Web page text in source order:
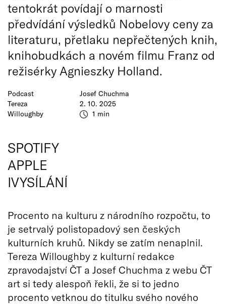
Podcast
Tereza
Willoughby
Josef Chuchma
2. 10. 2025
1 min
tentokrát povídají o marnosti
předvídání výsledků Nobelovy ceny za
literaturu, přetlaku nepřečtených knih,
knihobudkách a novém filmu Franz od
režisérky Agnieszky Holland.
SPOTIFY
APPLE
IVYSÍLÁNÍ
Procento na kulturu z národního rozpočtu, to
je setrvalý polistopadový sen českých
kulturních kruhů. Nikdy se zatím nenaplnil.
Tereza Willoughby z kulturní redakce
zpravodajství ČT a Josef Chuchma z webu ČT
art si tedy alespoň řekli, že si to jedno
procento vetknou do titulku svého nového